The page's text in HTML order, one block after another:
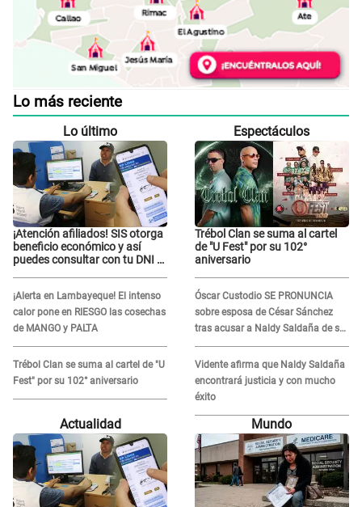
Lo más reciente
Lo último
¡Atención afiliados! SIS otorga
beneficio económico y así
puedes consultar con tu DNI si
¡Alerta en Lambayeque! El intenso
calor pone en RIESGO las cosechas
de MANGO y PALTA
Trébol Clan se suma al cartel de "U
Fest" por su 102° aniversario
Espectáculos
Trébol Clan se suma al cartel
de "U Fest" por su 102°
aniversario
Óscar Custodio SE PRONUNCIA
sobre esposa de César Sánchez
tras acusar a Naldy Saldaña de ser
PAREJA del músico: "Lo dejo en
manos de la justicia"
Vidente afirma que Naldy Saldaña
encontrará justicia y con mucho
éxito
Actualidad Mundo